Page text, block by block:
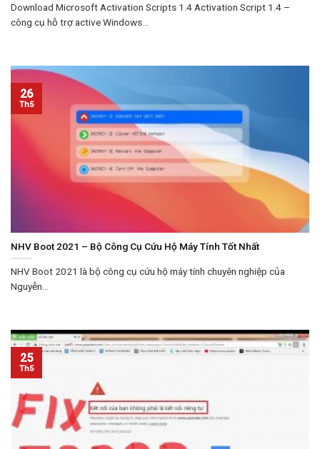
Download Microsoft Activation Scripts 1.4 Activation Script 1.4 –
công cụ hỗ trợ active Windows...
NHV Boot 2021 – Bộ Công Cụ Cứu Hộ Máy Tính Tốt Nhất
NHV Boot 2021 là bộ công cụ cứu hộ máy tính chuyên nghiệp của
Nguyễn...
26
Th5
25
Th5